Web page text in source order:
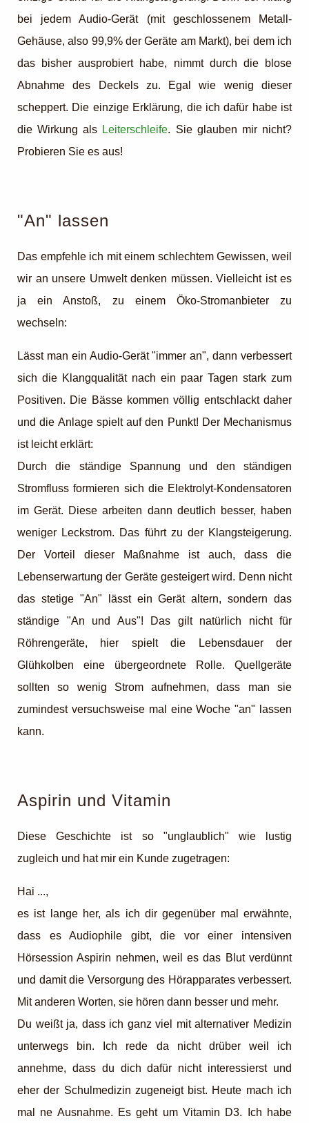
bei jedem Audio-Gerät (mit geschlossenem Metall-
Gehäuse, also 99,9% der Geräte am Markt), bei dem ich
das bisher ausprobiert habe, nimmt durch die blose
Abnahme des Deckels zu. Egal wie wenig dieser
scheppert. Die einzige Erklärung, die ich dafür habe ist
die Wirkung als Leiterschleife. Sie glauben mir nicht?
Probieren Sie es aus!
"An" lassen
Das empfehle ich mit einem schlechtem Gewissen, weil
wir an unsere Umwelt denken müssen. Vielleicht ist es
ja ein Anstoß, zu einem Öko-Stromanbieter zu
wechseln:
Lässt man ein Audio-Gerät "immer an", dann verbessert
sich die Klangqualität nach ein paar Tagen stark zum
Positiven. Die Bässe kommen völlig entschlackt daher
und die Anlage spielt auf den Punkt! Der Mechanismus
ist leicht erklärt:
Durch die ständige Spannung und den ständigen
Stromfluss formieren sich die Elektrolyt-Kondensatoren
im Gerät. Diese arbeiten dann deutlich besser, haben
weniger Leckstrom. Das führt zu der Klangsteigerung.
Der Vorteil dieser Maßnahme ist auch, dass die
Lebenserwartung der Geräte gesteigert wird. Denn nicht
das stetige "An" lässt ein Gerät altern, sondern das
ständige "An und Aus"! Das gilt natürlich nicht für
Röhrengeräte, hier spielt die Lebensdauer der
Glühkolben eine übergeordnete Rolle. Quellgeräte
sollten so wenig Strom aufnehmen, dass man sie
zumindest versuchsweise mal eine Woche "an" lassen
kann.
Aspirin und Vitamin
Diese Geschichte ist so "unglaublich" wie lustig
zugleich und hat mir ein Kunde zugetragen:
Hai ...,
es ist lange her, als ich dir gegenüber mal erwähnte,
dass es Audiophile gibt, die vor einer intensiven
Hörsession Aspirin nehmen, weil es das Blut verdünnt
und damit die Versorgung des Hörapparates verbessert.
Mit anderen Worten, sie hören dann besser und mehr.
Du weißt ja, dass ich ganz viel mit alternativer Medizin
unterwegs bin. Ich rede da nicht drüber weil ich
annehme, dass du dich dafür nicht interessierst und
eher der Schulmedizin zugeneigt bist. Heute mach ich
mal ne Ausnahme. Es geht um Vitamin D3. Ich habe